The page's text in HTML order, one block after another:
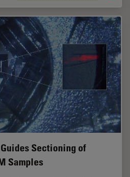
Sectioning of
Samples